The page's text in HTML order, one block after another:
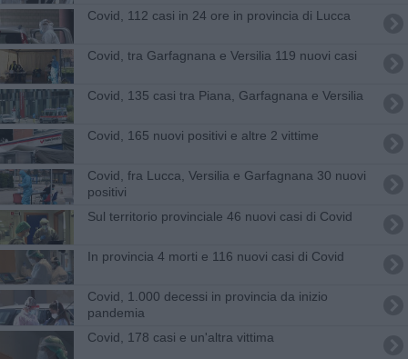
Covid, 112 casi in 24 ore in provincia di Lucca
Covid, tra Garfagnana e Versilia 119 nuovi casi
Covid, 135 casi tra Piana, Garfagnana e Versilia
Covid, 165 nuovi positivi e altre 2 vittime
Covid, fra Lucca, Versilia e Garfagnana 30 nuovi
positivi
Sul territorio provinciale 46 nuovi casi di Covid
In provincia 4 morti e 116 nuovi casi di Covid
Covid, 1.000 decessi in provincia da inizio
pandemia
Covid, 178 casi e un'altra vittima